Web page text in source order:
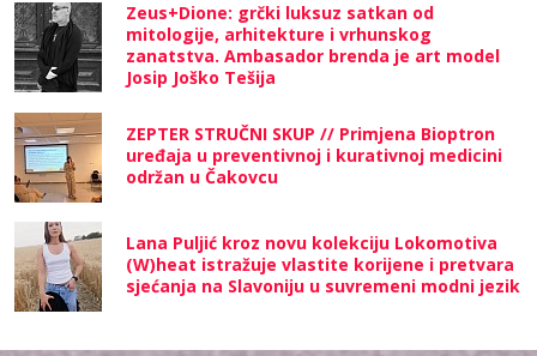
Zeus+Dione: grčki luksuz satkan od
mitologije, arhitekture i vrhunskog
zanatstva. Ambasador brenda je art model
Josip Joško Tešija
ZEPTER STRUČNI SKUP // Primjena Bioptron
uređaja u preventivnoj i kurativnoj medicini
održan u Čakovcu
Lana Puljić kroz novu kolekciju Lokomotiva
(W)heat istražuje vlastite korijene i pretvara
sjećanja na Slavoniju u suvremeni modni jezik